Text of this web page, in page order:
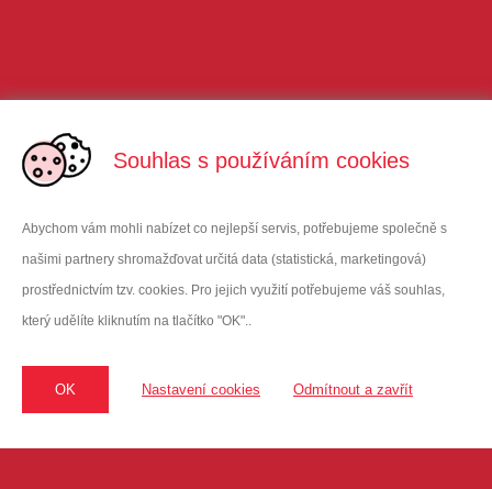
Souhlas s používáním cookies
Abychom vám mohli nabízet co nejlepší servis, potřebujeme společně s
našimi partnery shromažďovat určitá data (statistická, marketingová)
prostřednictvím tzv. cookies. Pro jejich využití potřebujeme váš souhlas,
který udělíte kliknutím na tlačítko "OK"..
OK Nastavení cookies Odmítnout a zavřít
Oficiální dodavatel Enervitu do ČR
sídlo: třída Tomáše Bati 385 | 763 02 Zlín | Czech Republic
Karolína Calda